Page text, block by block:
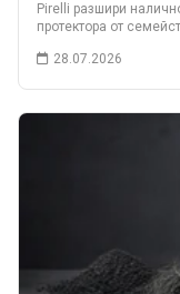
Pirelli разшири
протектора от
28.07.2026